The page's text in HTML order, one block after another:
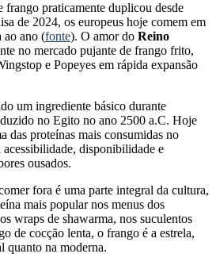
frango praticamente duplicou desde
de 2024, os europeus hoje comem em
ao ano (fonte). O amor do Reino
no mercado pujante de frango frito,
e Popeyes em rápida expansão
um ingrediente básico durante
no Egito no ano 2500 a.C. Hoje
das proteínas mais consumidas no
disponibilidade e
ousados.
fora é uma parte integral da cultura,
mais popular nos menus dos
wraps de shawarma, nos suculentos
de cocção lenta, o frango é a estrela,
quanto na moderna.